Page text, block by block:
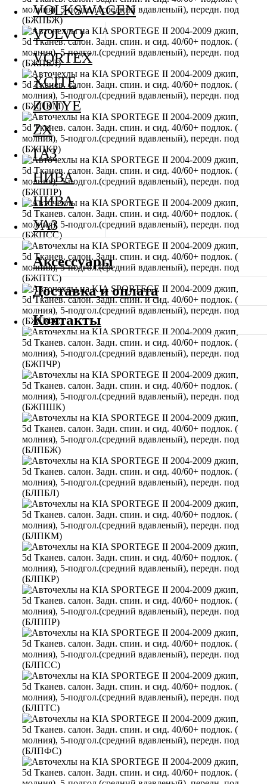
VOLKSWAGEN
VOLVO
VORTEX
XCITE
ZOTYE
ZX
ГАЗ
НИВА
НИВА
УАЗ
Аксессуары
Доставка и оплата
Контакты